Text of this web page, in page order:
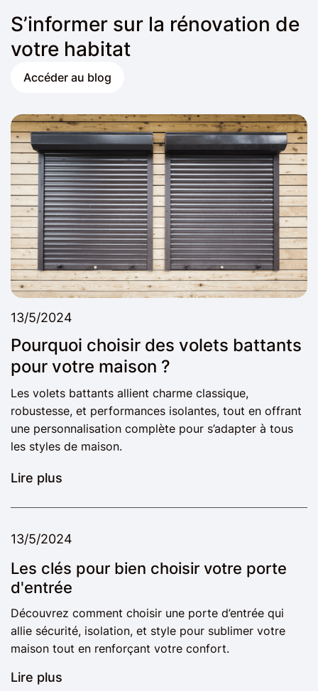
S’informer sur la rénovation de
votre habitat
Accéder au blog
13/5/2024
Pourquoi choisir des volets battants
pour votre maison ?
Les volets battants allient charme classique,
robustesse, et performances isolantes, tout en offrant
une personnalisation complète pour s’adapter à tous
les styles de maison.
Lire plus
13/5/2024
Les clés pour bien choisir votre porte
d'entrée
Découvrez comment choisir une porte d’entrée qui
allie sécurité, isolation, et style pour sublimer votre
maison tout en renforçant votre confort.
Lire plus